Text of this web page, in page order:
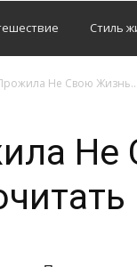
Стиль
Не Свою